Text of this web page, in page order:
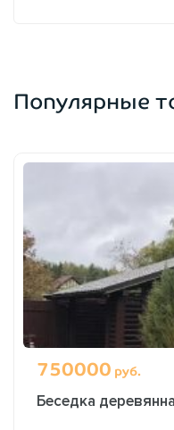
Популярные
750000 руб.
Беседка